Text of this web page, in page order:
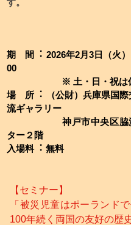
す。
期 間︓ 2026年2月3日（火
00
※ 土・日・祝は
場 所︓ （公財）兵庫県国
流ギャラリー
神戸市中央区脇浜海
ター２階
⼊場料︓ 無料
【セミナー】
「被災児童はポーランド
100年続く両国の友好の歴